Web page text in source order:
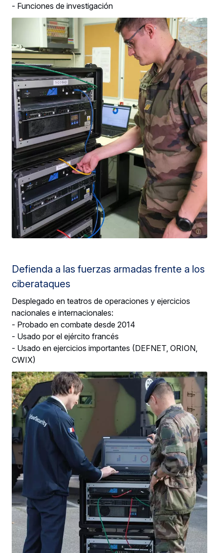
- Funciones de investigación
Defienda a las fuerzas armadas frente a los
ciberataques
Desplegado en teatros de operaciones y ejercicios
nacionales e internacionales:
- Probado en combate desde 2014
- Usado por el ejército francés
- Usado en ejercicios importantes (DEFNET, ORION,
CWIX)